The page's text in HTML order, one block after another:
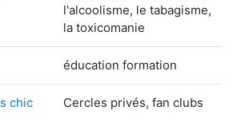
l'alcoolisme, le tabagisme,
la toxicomanie
éducation formation
chic
Cercles privés, fan clubs